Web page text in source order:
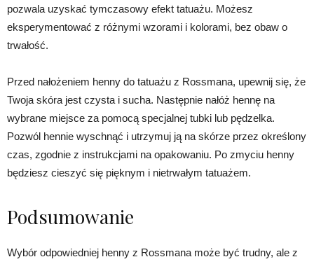
pozwala uzyskać tymczasowy efekt tatuażu. Możesz
eksperymentować z różnymi wzorami i kolorami, bez obaw o
trwałość.
Przed nałożeniem henny do tatuażu z Rossmana, upewnij się, że
Twoja skóra jest czysta i sucha. Następnie nałóż hennę na
wybrane miejsce za pomocą specjalnej tubki lub pędzelka.
Pozwól hennie wyschnąć i utrzymuj ją na skórze przez określony
czas, zgodnie z instrukcjami na opakowaniu. Po zmyciu henny
będziesz cieszyć się pięknym i nietrwałym tatuażem.
Podsumowanie
Wybór odpowiedniej henny z Rossmana może być trudny, ale z